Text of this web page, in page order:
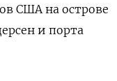
США на острове
и порта